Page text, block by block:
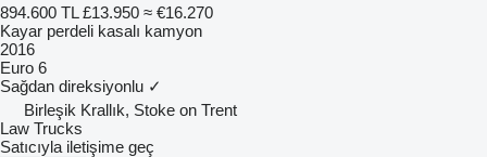
894.600 TL £13.950 ≈ €16.270
Kayar perdeli kasalı kamyon
2016
Euro 6
Sağdan direksiyonlu ✓
Birleşik Krallık, Stoke on Trent
Law Trucks
Satıcıyla iletişime geç